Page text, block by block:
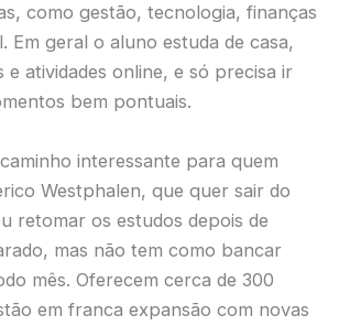
como gestão, tecnologia, finanças
Em geral o aluno estuda de casa,
e atividades online, e só precisa ir
bem pontuais.
interessante para quem
Westphalen, que quer sair do
retomar os estudos depois de
mas não tem como bancar
mês. Oferecem cerca de 300
em franca expansão com novas